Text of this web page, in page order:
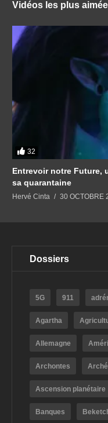
Vidéos les plus
32
Entrevoir notre Future,
sa quarantaine
Hervé Cinta 30 OCTOBRE
Dossiers
5G 911
Agartha
Allemagne
Archontes
Ascension planétaire
Banques